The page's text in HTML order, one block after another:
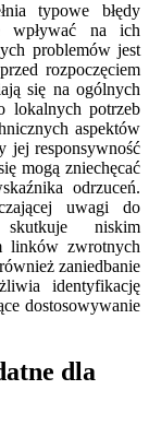
typowe błędy
wpływać na ich
problemów jest
rozpoczęciem
się na ogólnych
lokalnych potrzeb
aspektów
jej responsywność
mogą zniechęcać
odrzuceń.
uwagi do
niskim
linków zwrotnych
zaniedbanie
identyfikację
dostosowywanie
dla